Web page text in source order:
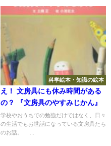
科学絵本・知識の絵本
え！ 文房具にも休み時間がある
の？ 『文房具のやすみじかん』
学校やおうちでの勉強だけではなく、日々
の生活でもお世話になっている文房具たち
のお話。 ...